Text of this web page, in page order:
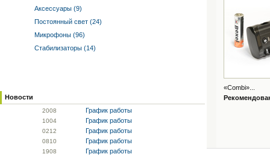
Аксессуары (9)
Постоянный свет (24)
Микрофоны (96)
Стабилизаторы (14)
Новости
2008 График работы
1004 График работы
0212 График работы
0810 График работы
1908 График работы
«Combi»...